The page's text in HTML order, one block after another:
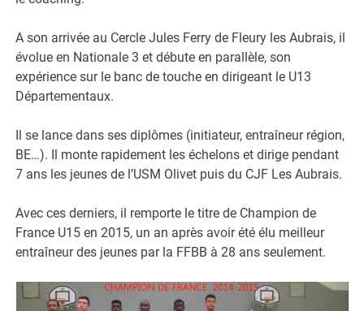
A son arrivée au Cercle Jules Ferry de Fleury les Aubrais, il
évolue en Nationale 3 et débute en parallèle, son
expérience sur le banc de touche en dirigeant le U13
Départementaux.
Il se lance dans ses diplômes (initiateur, entraîneur région,
BE…). Il monte rapidement les échelons et dirige pendant
7 ans les jeunes de l’USM Olivet puis du CJF Les Aubrais.
Avec ces derniers, il remporte le titre de Champion de
France U15 en 2015, un an après avoir été élu meilleur
entraîneur des jeunes par la FFBB à 28 ans seulement.